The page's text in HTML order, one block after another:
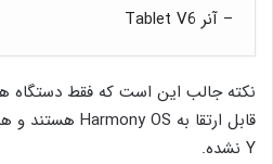
– آنر Tablet V6
Y نشده.